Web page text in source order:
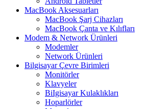
MacBook Aksesuarları
MacBook Şarj Cihazları
MacBook Çanta ve Kılıfları
Modem & Network Ürünleri
Modemler
Network Ürünleri
Bilgisayar Çevre Birimleri
Monitörler
Klavyeler
BiIgisayar Kulaklıkları
Hoparlörler